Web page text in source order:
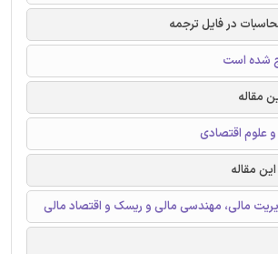
در فایل ترجمه
شده است
مقاله
علوم اقتصادی
مقاله
مالی، مهندسی مالی و ریسک و اقتصاد مالی